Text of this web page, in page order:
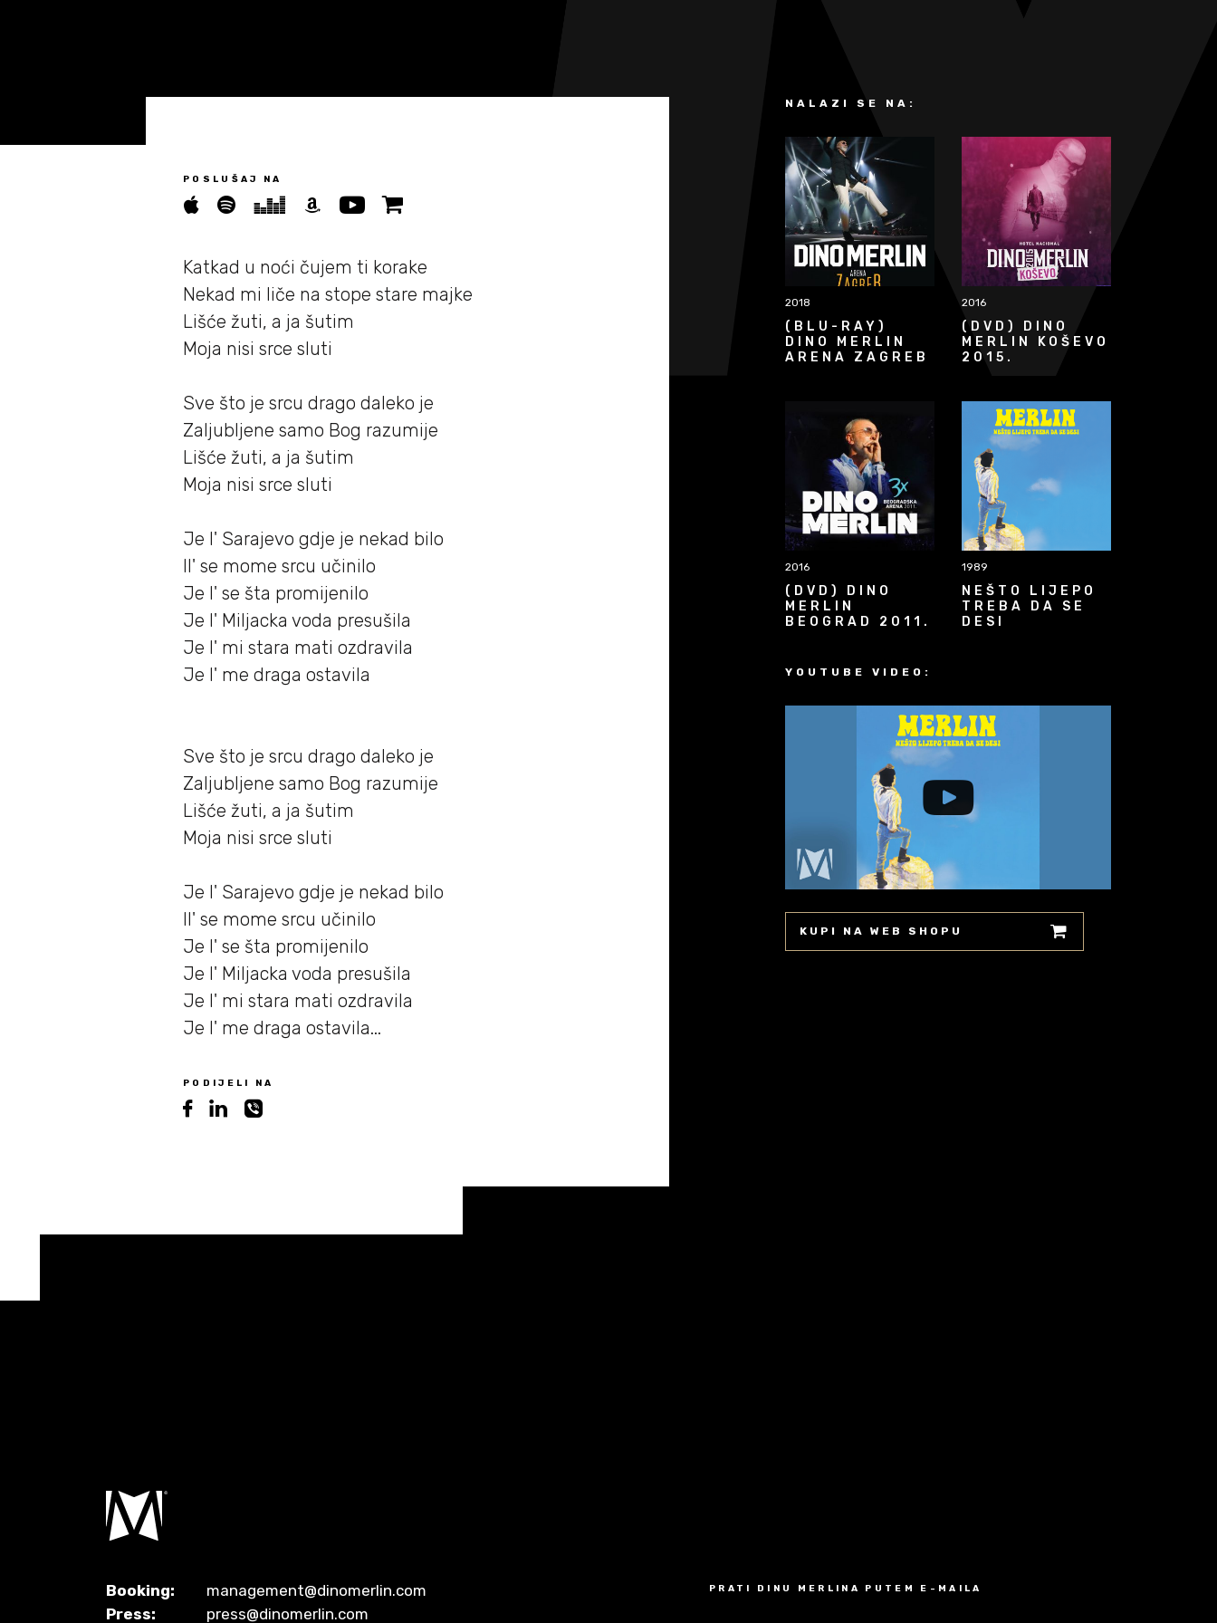
Partneri
Kontakt
POSLUŠAJ NA
Katkad u noći čujem ti korake
Nekad mi liče na stope stare majke
Lišće žuti, a ja šutim
Moja nisi srce sluti
Sve što je srcu drago daleko je
Zaljubljene samo Bog razumije
Lišće žuti, a ja šutim
Moja nisi srce sluti
Je l' Sarajevo gdje je nekad bilo
Il' se mome srcu učinilo
Je l' se šta promijenilo
Je l' Miljacka voda presušila
Je l' mi stara mati ozdravila
Je l' me draga ostavila
Sve što je srcu drago daleko je
Zaljubljene samo Bog razumije
Lišće žuti, a ja šutim
Moja nisi srce sluti
Je l' Sarajevo gdje je nekad bilo
Il' se mome srcu učinilo
Je l' se šta promijenilo
Je l' Miljacka voda presušila
Je l' mi stara mati ozdravila
Je l' me draga ostavila...
PODIJELI NA
NALAZI SE NA:
2018
(BLU-RAY)
DINO MERLIN
ARENA ZAGREB
2016
(DVD) DINO
MERLIN KOŠEVO
2015.
2016
(DVD) DINO
MERLIN
BEOGRAD 2011.
1989
NEŠTO LIJEPO
TREBA DA SE
DESI
YOUTUBE VIDEO:
KUPI NA WEB SHOPU
Booking:
management@dinomerlin.com
Press:
press@dinomerlin.com
PRATI DINU MERLINA PUTEM E-MAILA